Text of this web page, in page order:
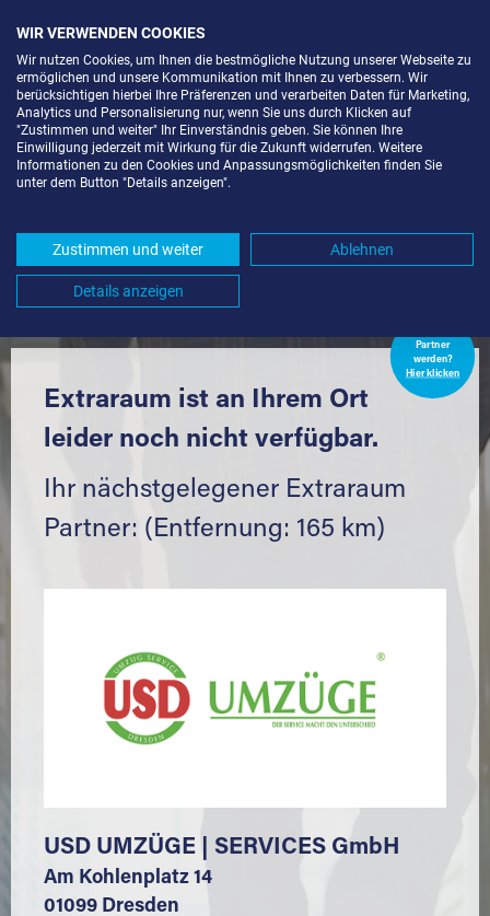
LAGERBOX IN BERLIN-
UMGEBUNG *
Komfortabel einlagern mit Extraraum
Partner
werden?
Hier klicken
Extraraum ist an Ihrem Ort
leider noch nicht verfügbar.
Ihr nächstgelegener Extraraum
Partner: (Entfernung: 165 km)
USD UMZÜGE | SERVICES GmbH
Am Kohlenplatz 14
01099 Dresden
WIR VERWENDEN COOKIES
Wir nutzen Cookies, um Ihnen die bestmögliche Nutzung unserer Webseite zu
ermöglichen und unsere Kommunikation mit Ihnen zu verbessern. Wir
berücksichtigen hierbei Ihre Präferenzen und verarbeiten Daten für Marketing,
Analytics und Personalisierung nur, wenn Sie uns durch Klicken auf
"Zustimmen und weiter" Ihr Einverständnis geben. Sie können Ihre
Einwilligung jederzeit mit Wirkung für die Zukunft widerrufen. Weitere
Informationen zu den Cookies und Anpassungsmöglichkeiten finden Sie
unter dem Button "Details anzeigen".
Zustimmen und weiter Ablehnen
Details anzeigen